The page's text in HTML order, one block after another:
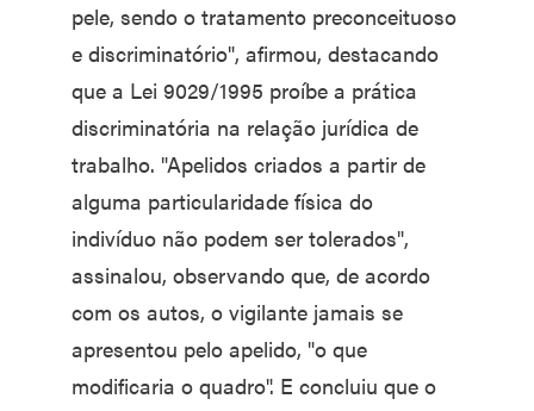
pele, sendo o tratamento preconceituoso
e discriminatório", afirmou, destacando
que a Lei 9029/1995 proíbe a prática
discriminatória na relação jurídica de
trabalho. "Apelidos criados a partir de
alguma particularidade física do
indivíduo não podem ser tolerados",
assinalou, observando que, de acordo
com os autos, o vigilante jamais se
apresentou pelo apelido, "o que
modificaria o quadro". E concluiu que o